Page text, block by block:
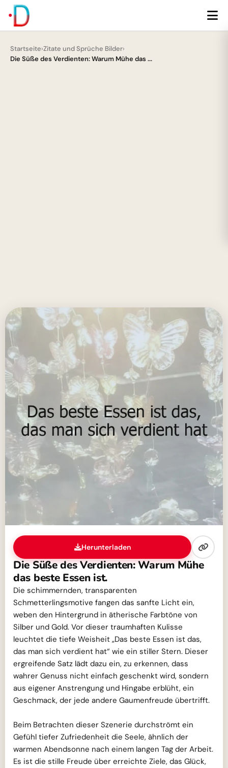
Startseite›Zitate und Sprüche Bilder›
Die Süße des Verdienten: Warum Mühe das ...
Herunterladen
Die Süße des Verdienten: Warum Mühe
das beste Essen ist.
Die schimmernden, transparenten
Schmetterlingsmotive fangen das sanfte Licht ein,
weben den Hintergrund in ätherische Farbtöne von
Silber und Gold. Vor dieser traumhaften Kulisse
leuchtet die tiefe Weisheit „Das beste Essen ist das,
das man sich verdient hat“ wie ein stiller Stern. Dieser
ergreifende Satz lädt dazu ein, zu erkennen, dass
wahrer Genuss nicht einfach geschenkt wird, sondern
aus eigener Anstrengung und Hingabe erblüht, ein
Geschmack, der jede andere Gaumenfreude übertrifft.
Beim Betrachten dieser Szenerie durchströmt ein
Gefühl tiefer Zufriedenheit die Seele, ähnlich der
warmen Abendsonne nach einem langen Tag der Arbeit.
Es ist die stille Freude über erreichte Ziele, das Glück,